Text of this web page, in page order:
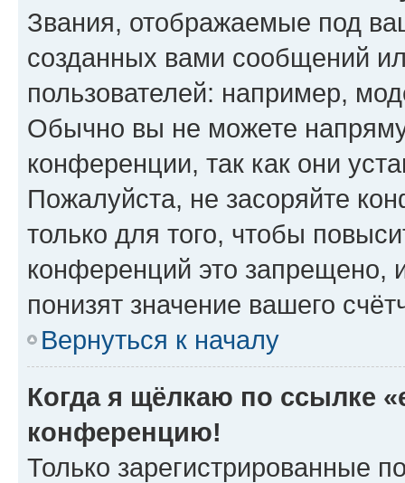
Звания, отображаемые под
созданных вами сообщений
пользователей: например,
Обычно вы не можете
конференции, так как они
Пожалуйста, не засоряйте
только для того, чтобы
конференций это запрещено,
понизят значение вашего
Вернуться к началу
Когда я щёлкаю по ссылке
конференцию!
Только зарегистрированные